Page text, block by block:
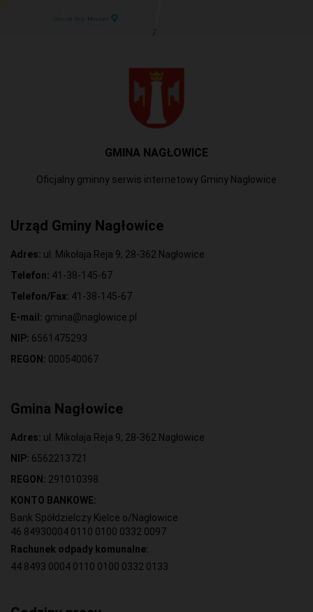
GMINA NAGŁOWICE
Oficjalny gminny serwis internetowy Gminy Nagłowice
Urząd Gminy Nagłowice
Adres: ul. Mikołaja Reja 9, 28-362 Nagłowice
Telefon: 41-38-145-67
Telefon/Fax: 41-38-145-67
E-mail: gmina@naglowice.pl
NIP: 6561475293
REGON: 000540067
Gmina Nagłowice
Adres: ul. Mikołaja Reja 9, 28-362 Nagłowice
NIP: 6562213721
REGON: 291010398
KONTO BANKOWE:
Bank Spółdzielczy Kielce o/Nagłowice
46 84930004 0110 0100 0332 0097
Rachunek odpady komunalne:
44 8493 0004 0110 0100 0332 0133